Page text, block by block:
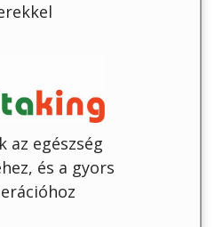
az egészség
és a gyors